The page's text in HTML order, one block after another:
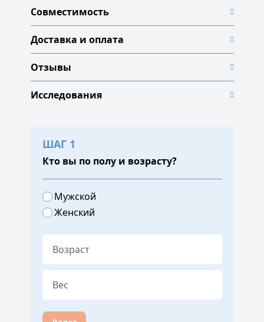
Совместимость
Доставка и оплата
Отзывы
Исследования
ШАГ 1
Кто вы по полу и возрасту?
Мужской
Женский